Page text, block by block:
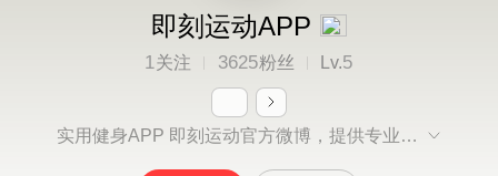
即刻运动APP
1关注 3625粉丝 Lv.5
实用健身APP 即刻运动官方微博，提供专业的真人健身视频，个性化定制训练计划，让你足不出户享受一流的科学健身指导。